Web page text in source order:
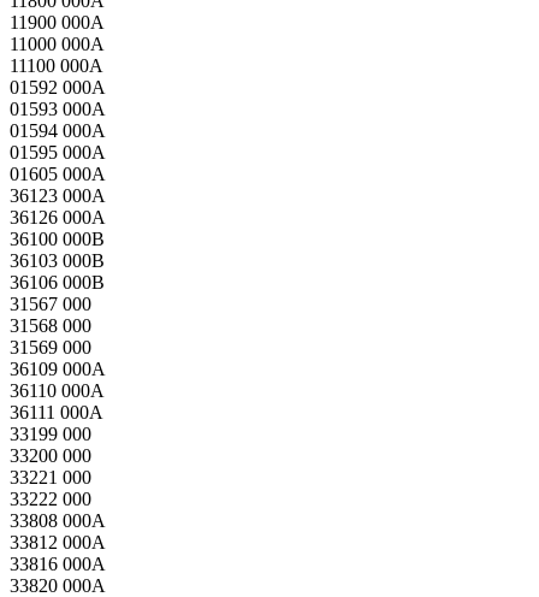
11900 000A
11000 000A
11100 000A
01592 000A
01593 000A
01594 000A
01595 000A
01605 000A
36123 000A
36126 000A
36100 000B
36103 000B
36106 000B
31567 000
31568 000
31569 000
36109 000A
36110 000A
36111 000A
33199 000
33200 000
33221 000
33222 000
33808 000A
33812 000A
33816 000A
33820 000A